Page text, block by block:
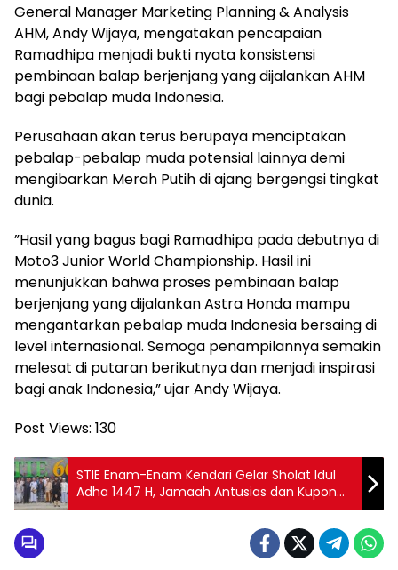
General Manager Marketing Planning & Analysis
AHM, Andy Wijaya, mengatakan pencapaian
Ramadhipa menjadi bukti nyata konsistensi
pembinaan balap berjenjang yang dijalankan AHM
bagi pebalap muda Indonesia.
Perusahaan akan terus berupaya menciptakan
pebalap-pebalap muda potensial lainnya demi
mengibarkan Merah Putih di ajang bergengsi tingkat
dunia.
”Hasil yang bagus bagi Ramadhipa pada debutnya di
Moto3 Junior World Championship. Hasil ini
menunjukkan bahwa proses pembinaan balap
berjenjang yang dijalankan Astra Honda mampu
mengantarkan pebalap muda Indonesia bersaing di
level internasional. Semoga penampilannya semakin
melesat di putaran berikutnya dan menjadi inspirasi
bagi anak Indonesia,” ujar Andy Wijaya.
Post Views: 130
STIE Enam-Enam Kendari Gelar Sholat Idul
Adha 1447 H, Jamaah Antusias dan Kupon
Kurban Dibagikan Tertib